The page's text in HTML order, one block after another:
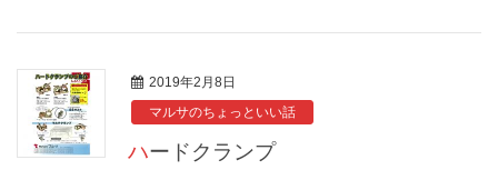
2019年2月8日
マルサのちょっといい話
ハードクランプ